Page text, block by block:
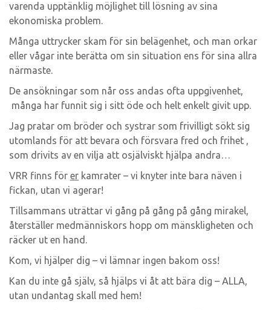
varenda upptänklig möjlighet till lösning av sina
ekonomiska problem.
Många uttrycker skam för sin belägenhet, och man orkar
eller vågar inte berätta om sin situation ens för sina allra
närmaste.
De ansökningar som når oss andas ofta uppgivenhet,
många har funnit sig i sitt öde och helt enkelt givit upp.
Jag pratar om bröder och systrar som frivilligt sökt sig
utomlands för att bevara och försvara fred och frihet ,
som drivits av en vilja att osjälviskt hjälpa andra…
VRR finns för er kamrater – vi knyter inte bara näven i
fickan, utan vi agerar!
Tillsammans uträttar vi gång på gång på gång mirakel,
återställer medmänniskors hopp om mänskligheten och
räcker ut en hand.
Kom, vi hjälper dig – vi lämnar ingen bakom oss!
Kan du inte gå själv, så hjälps vi åt att bära dig – ALLA,
utan undantag skall med hem!